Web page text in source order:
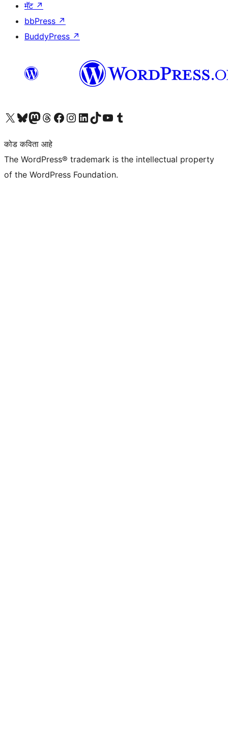
मॅट ↗
bbPress ↗
BuddyPress ↗
आमच्या X (एक्स) (पूर्वीचे ट्विटर) खात्याला भेट द्या आमच्या ब्लूस्की खात्याला भेट द्या.आमच्या Mastodon खात्याला भेट द्या.आमच्या थ्रेड्स खात्याला भेट द्या. आमच्या फेसबुक पेजला भेट द्या आमच्या इंस्टाग्राम खात्याला भेट द्या आमच्या लिंक्डइन खात्याला भेट द्या आमच्या टिकटॉक अकाउंटला भेट द्या.आमच्या यूट्यूब चॅनेलला भेट द्या आमच्या टंबलर खात्याला भेट द्या.
कोड कविता आहे
The WordPress® trademark is the intellectual property
of the WordPress Foundation.